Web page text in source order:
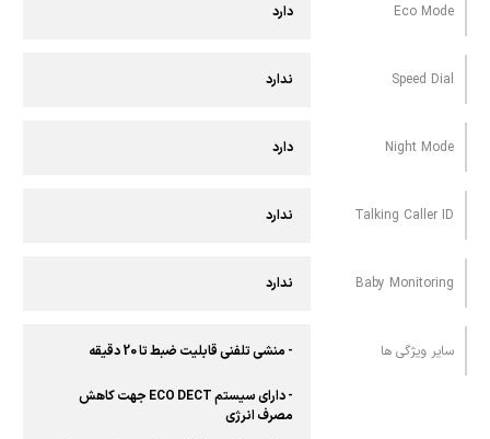
Eco Mode دارد
Speed Dial ندارد
Night Mode دارد
Talking Caller ID ندارد
Baby Monitoring ندارد
سایر ویژگی ها - منشی تلفنی قابلیت ضبط تا 20 دقیقه
- دارای سیستم ECO DECT جهت کاهش
مصرف انرژی